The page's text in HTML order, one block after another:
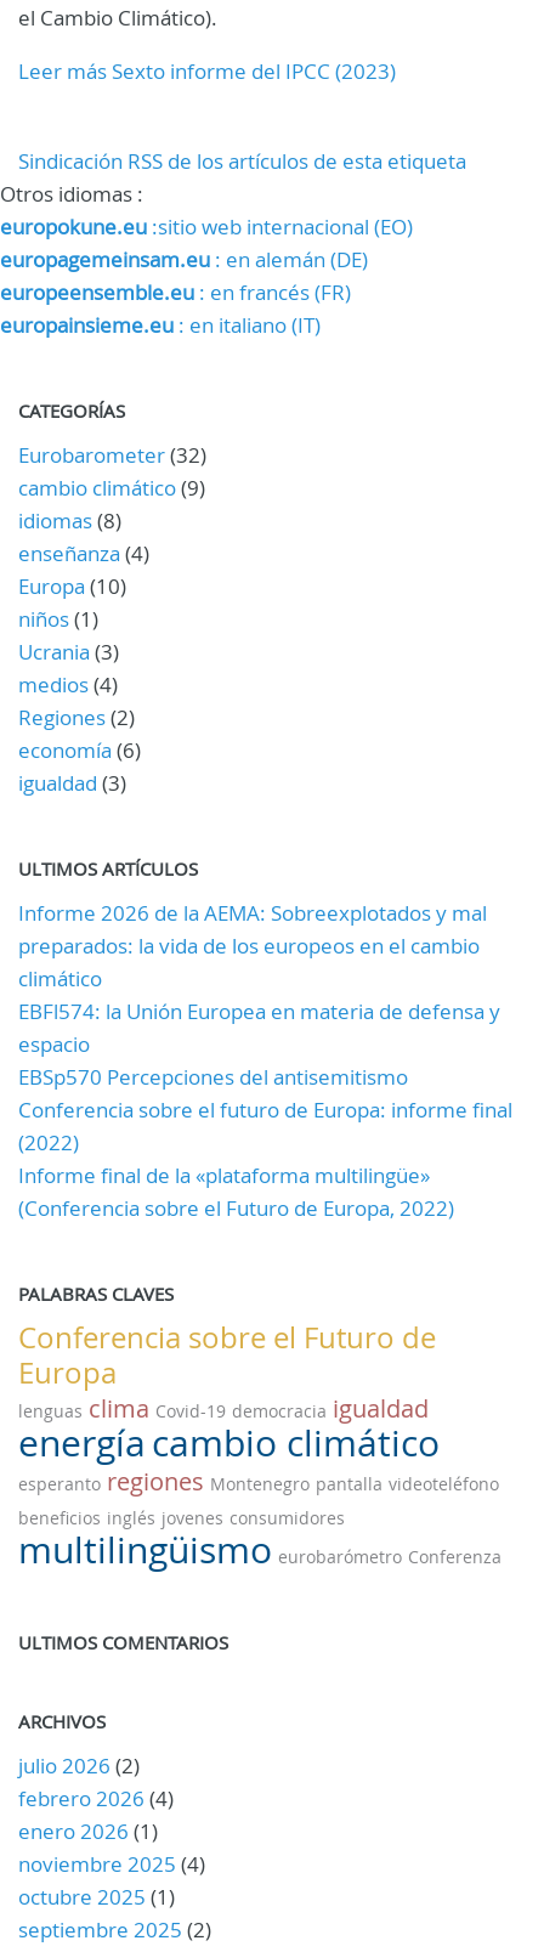
el Cambio Climático).
Leer más Sexto informe del IPCC (2023)
Sindicación RSS de los artículos de esta etiqueta
Otros idiomas :
europokune.eu :sitio web internacional (EO)
europagemeinsam.eu : en alemán (DE)
europeensemble.eu : en francés (FR)
europainsieme.eu : en italiano (IT)
CATEGORÍAS
Eurobarometer(32)
cambio climático(9)
idiomas(8)
enseñanza (4)
Europa (10)
niños(1)
Ucrania (3)
medios(4)
Regiones(2)
economía (6)
igualdad (3)
ULTIMOS ARTÍCULOS
Informe 2026 de la AEMA: Sobreexplotados y mal
preparados: la vida de los europeos en el cambio
climático
EBFl574: la Unión Europea en materia de defensa y
espacio
EBSp570 Percepciones del antisemitismo
Conferencia sobre el futuro de Europa: informe final
(2022)
Informe final de la «plataforma multilingüe»
(Conferencia sobre el Futuro de Europa, 2022)
PALABRAS CLAVES
Conferencia sobre el Futuro de
Europa
lenguas clima Covid-19 democracia igualdad
energía cambio climático
esperanto regiones Montenegro pantalla videoteléfono
beneficios inglés jovenes consumidores
multilingüismo eurobarómetro Conferenza
ULTIMOS COMENTARIOS
ARCHIVOS
julio 2026 (2)
febrero 2026 (4)
enero 2026 (1)
noviembre 2025 (4)
octubre 2025 (1)
septiembre 2025 (2)